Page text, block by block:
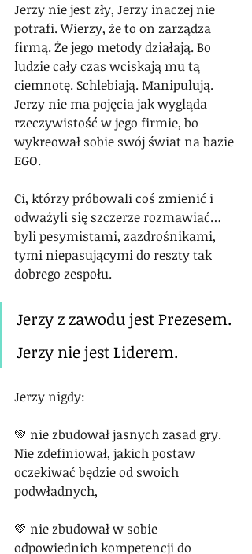
Jerzy nie jest zły, Jerzy inaczej nie
potrafi. Wierzy, że to on zarządza
firmą. Że jego metody działają. Bo
ludzie cały czas wciskają mu tą
ciemnotę. Schlebiają. Manipulują.
Jerzy nie ma pojęcia jak wygląda
rzeczywistość w jego firmie, bo
wykreował sobie swój świat na bazie
EGO.
Ci, którzy próbowali coś zmienić i
odważyli się szczerze rozmawiać…
byli pesymistami, zazdrośnikami,
tymi niepasującymi do reszty tak
dobrego zespołu.
Jerzy z zawodu jest Prezesem.
Jerzy nie jest Liderem.
Jerzy nigdy:
💚 nie zbudował jasnych zasad gry.
Nie zdefiniował, jakich postaw
oczekiwać będzie od swoich
podwładnych,
💚 nie zbudował w sobie
odpowiednich kompetencji do